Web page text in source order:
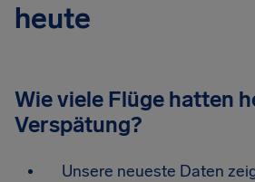
heute
Wie viele Flüge hatten
Verspätung?
Unsere neueste Daten